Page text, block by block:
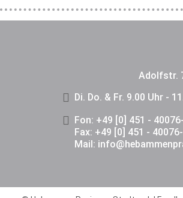
Adolfstr.
Di. Do. & Fr. 9.00 Uhr -
Fon: +49 [0] 451 -
Fax: +49 [0] 451 -
Mail: